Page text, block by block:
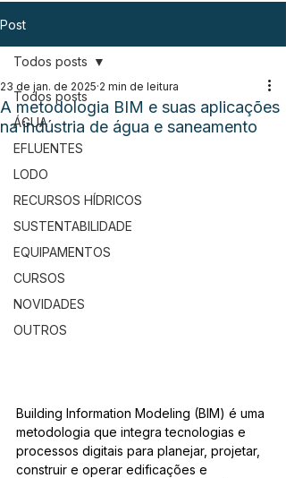
Post
Todos posts
ÁGUA
EFLUENTES
LODO
RECURSOS HÍDRICOS
SUSTENTABILIDADE
EQUIPAMENTOS
CURSOS
NOVIDADES
OUTROS
Todos posts
A metodologia BIM e suas aplicações
na indústria de água e saneamento
23 de jan. de 2025 2 min de leitura
Building Information Modeling (BIM) é uma
metodologia que integra tecnologias e
processos digitais para planejar, projetar,
construir e operar edificações e